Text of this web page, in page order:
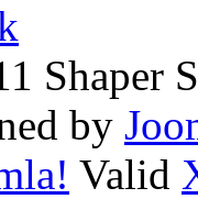
Shaper
by
Valid